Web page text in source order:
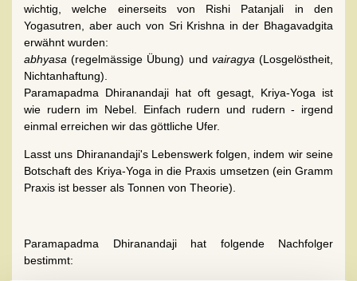
wichtig, welche einerseits von Rishi Patanjali in den
Yogasutren, aber auch von Sri Krishna in der Bhagavadgita
erwähnt wurden:
abhyasa (regelmässige Übung) und vairagya(Losgelöstheit,
Nichtanhaftung).
Paramapadma Dhiranandaji hat oft gesagt, Kriya-Yoga ist
wie rudern im Nebel. Einfach rudern und rudern - irgend
einmal erreichen wir das göttliche Ufer.
Lasst uns Dhiranandaji's Lebenswerk folgen, indem wir seine
Botschaft des Kriya-Yoga in die Praxis umsetzen (ein Gramm
Praxis ist besser als Tonnen von Theorie).
Paramapadma Dhiranandaji hat folgende Nachfolger
bestimmt: